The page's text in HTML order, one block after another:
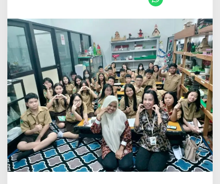
i
e
l
P
a
l
u
T
e
r
t
a
i
k
B
a
h